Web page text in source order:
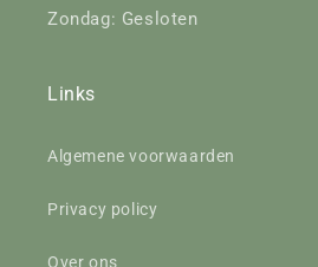
Zondag: Gesloten
Links
Algemene voorwaarden
Privacy policy
Over ons